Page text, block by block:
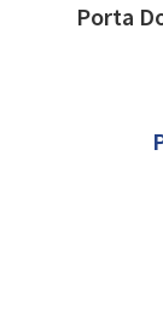
Porta